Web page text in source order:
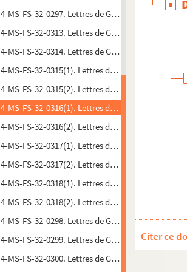
4-MS-FS-32-0297. Lettres de Gustave
4-MS-FS-32-0313. Lettres de Gustave
4-MS-FS-32-0314. Lettres de Gustave
4-MS-FS-32-0315(1). Lettres de Gustave
4-MS-FS-32-0315(2). Lettres de Gustave
4-MS-FS-32-0316(1). Lettres de Gustave
4-MS-FS-32-0316(2). Lettres de Gustave
4-MS-FS-32-0317(1). Lettres de Gustave
4-MS-FS-32-0317(2). Lettres de Gustave
4-MS-FS-32-0318(1). Lettres de Gustave
4-MS-FS-32-0318(2). Lettres de Gustave
4-MS-FS-32-0298. Lettres de Gustave
4-MS-FS-32-0299. Lettres de Gustave
4-MS-FS-32-0300. Lettres de Gustave
Citer ce